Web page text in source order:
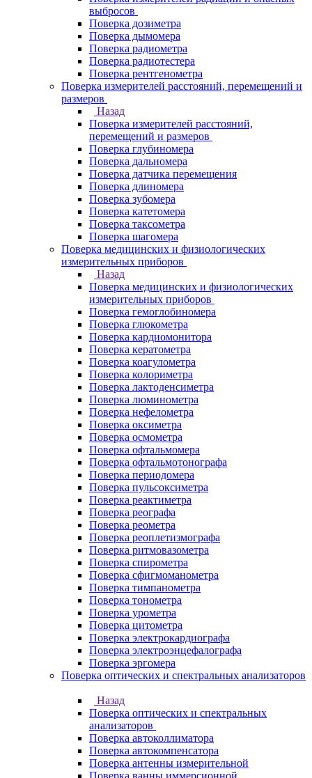
выбросов
Поверка дозиметра
Поверка дымомера
Поверка радиометра
Поверка радиотестера
Поверка рентгенометра
Поверка измерителей расстояний, перемещений и
размеров
Назад
Поверка измерителей расстояний,
перемещений и размеров
Поверка глубиномера
Поверка дальномера
Поверка датчика перемещения
Поверка длиномера
Поверка зубомера
Поверка катетомера
Поверка таксометра
Поверка шагомера
Поверка медицинских и физиологических
измерительных приборов
Назад
Поверка медицинских и физиологических
измерительных приборов
Поверка гемоглобиномера
Поверка глюкометра
Поверка кардиомонитора
Поверка кератометра
Поверка коагулометра
Поверка колориметра
Поверка лактоденсиметра
Поверка люминометра
Поверка нефелометра
Поверка оксиметра
Поверка осмометра
Поверка офтальмомера
Поверка офтальмотонографа
Поверка периодомера
Поверка пульсоксиметра
Поверка реактиметра
Поверка реографа
Поверка реометра
Поверка реоплетизмографа
Поверка ритмовазометра
Поверка спирометра
Поверка сфигмоманометра
Поверка тимпанометра
Поверка тонометра
Поверка урометра
Поверка цитометра
Поверка электрокардиографа
Поверка электроэнцефалографа
Поверка эргомера
Поверка оптических и спектральных анализаторов
Назад
Поверка оптических и спектральных
анализаторов
Поверка автоколлиматора
Поверка автокомпенсатора
Поверка антенны измерительной
Поверка ванны иммерсионной